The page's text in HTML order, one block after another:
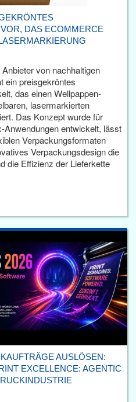
DAS ECOMMERCE
von nachhaltigen
ein preisgekröntes
das einen Wellpappen-
lasermarkierten
Das Konzept wurde für
entwickelt, lässt
Verpackungsformaten
Verpackungsdesign die
die Effizienz der Lieferkette
AUSLÖSEN:
EXCELLENCE: AGENTIC